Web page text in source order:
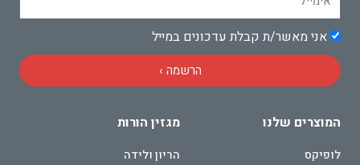
אישוראני מאשר/ת קבלת עדכונים במייל
הרשמה ›
המוצרים שלנו
לופיקס
מגזין הורות
הריון ולידה